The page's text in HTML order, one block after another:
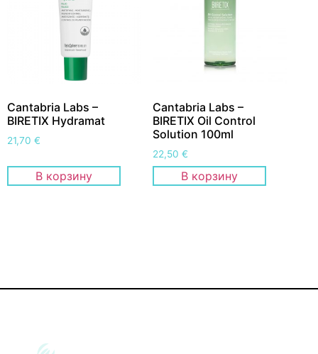
Cantabria Labs –
BIRETIX Hydramat
21,70 €
В корзину
Cantabria Labs –
BIRETIX Oil Control
Solution 100ml
22,50€
В корзину